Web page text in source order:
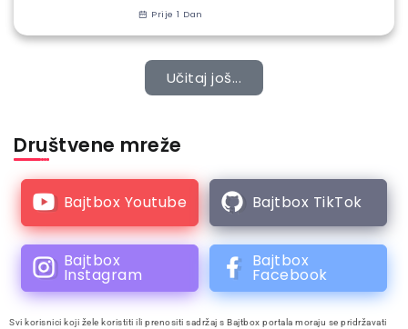
Prije 1 Dan
Učitaj još...
Društvene mreže
Bajtbox Youtube Bajtbox TikTok
Bajtbox
Instagram
Bajtbox
Facebook
Svi korisnici koji žele koristiti ili prenositi sadržaj s Bajtbox portala moraju se pridržavati